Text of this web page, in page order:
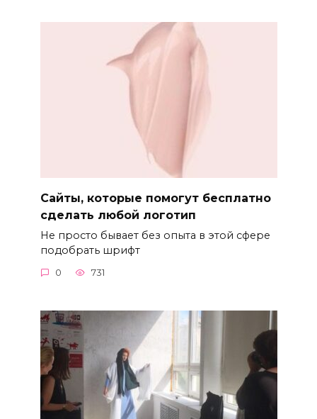
Сайты, которые помогут бесплатно
сделать любой логотип
Не просто бывает без опыта в этой сфере
подобрать шрифт
0 731